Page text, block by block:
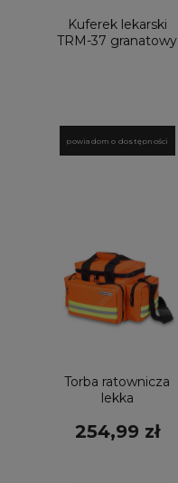
Kuferek lekarski
TRM-37 granatowy
powiadom o dostępności
Torba ratownicza
lekka
pomarańczowa
254,99 zł